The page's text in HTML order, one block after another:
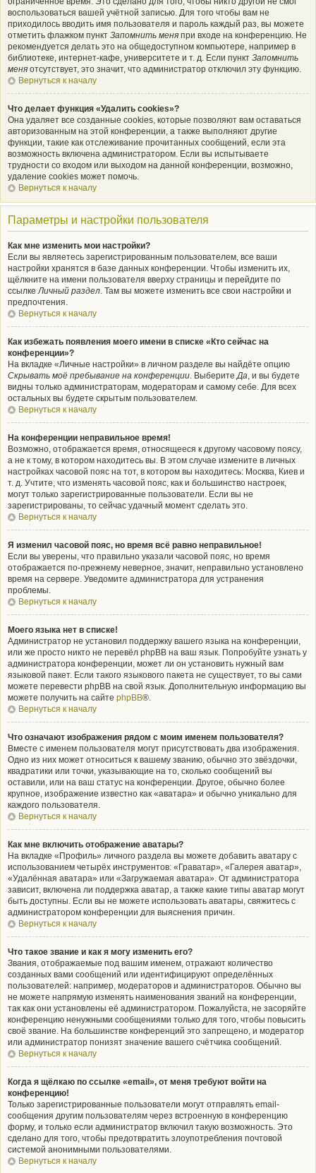
воспользоваться вашей учётной записью. Для того чтобы вам не
приходилось вводить имя пользователя и пароль каждый раз, вы можете
отметить флажком пункт Запомнить меня при входе на конференцию. Не
рекомендуется делать это на общедоступном компьютере, например в
библиотеке, интернет-кафе, университете и т. д. Если пункт Запомнить
меня отсутствует, это значит, что администратор отключил эту функцию.
Вернуться к началу
Что делает функция «Удалить cookies»?
Она удаляет все созданные cookies, которые позволяют вам оставаться
авторизованным на этой конференции, а также выполняют другие
функции, такие как отслеживание прочитанных сообщений, если эта
возможность включена администратором. Если вы испытываете
трудности со входом или выходом на данной конференции, возможно,
удаление cookies может помочь.
Вернуться к началу
Параметры и настройки пользователя
Как мне изменить мои настройки?
Если вы являетесь зарегистрированным пользователем, все ваши
настройки хранятся в базе данных конференции. Чтобы изменить их,
щёлкните на имени пользователя вверху страницы и перейдите по
ссылкеЛичный раздел. Там вы можете изменить все свои настройки и
предпочтения.
Вернуться к началу
Как избежать появления моего имени в списке «Кто сейчас на
конференции»?
На вкладке «Личные настройки» в личном разделе вы найдёте опцию
Скрывать моё пребывание на конференции. ВыберитеДа, и вы будете
видны только администраторам, модераторам и самому себе. Для всех
остальных вы будете скрытым пользователем.
Вернуться к началу
На конференции неправильное время!
Возможно, отображается время, относящееся к другому часовому поясу,
а не к тому, в котором находитесь вы. В этом случае измените в личных
настройках часовой пояс на тот, в котором вы находитесь: Москва, Киев и
т. д. Учтите, что изменять часовой пояс, как и большинство настроек,
могут только зарегистрированные пользователи. Если вы не
зарегистрированы, то сейчас удачный момент сделать это.
Вернуться к началу
Я изменил часовой пояс, но время всё равно неправильное!
Если вы уверены, что правильно указали часовой пояс, но время
отображается по-прежнему неверное, значит, неправильно установлено
время на сервере. Уведомите администратора для устранения
проблемы.
Вернуться к началу
Моего языка нет в списке!
Администратор не установил поддержку вашего языка на конференции,
или же просто никто не перевёл phpBB на ваш язык. Попробуйте узнать у
администратора конференции, может ли он установить нужный вам
языковой пакет. Если такого языкового пакета не существует, то вы сами
можете перевести phpBB на свой язык. Дополнительную информацию вы
можете получить на сайте phpBB®.
Вернуться к началу
Что означают изображения рядом с моим именем пользователя?
Вместе с именем пользователя могут присутствовать два изображения.
Одно из них может относиться к вашему званию, обычно это звёздочки,
квадратики или точки, указывающие на то, сколько сообщений вы
оставили, или на ваш статус на конференции. Другое, обычно более
крупное, изображение известно как «аватара» и обычно уникально для
каждого пользователя.
Вернуться к началу
Как мне включить отображение аватары?
На вкладке «Профиль» личного раздела вы можете добавить аватару с
использованием четырёх инструментов: «Граватар», «Галерея аватар»,
«Удалённая аватара» или «Загружаемая аватара». От администратора
зависит, включена ли поддержка аватар, а также какие типы аватар могут
быть доступны. Если вы не можете использовать аватары, свяжитесь с
администратором конференции для выяснения причин.
Вернуться к началу
Что такое звание и как я могу изменить его?
Звания, отображаемые под вашим именем, отражают количество
созданных вами сообщений или идентифицируют определённых
пользователей: например, модераторов и администраторов. Обычно вы
не можете напрямую изменять наименования званий на конференции,
так как они установлены её администратором. Пожалуйста, не засоряйте
конференцию ненужными сообщениями только для того, чтобы повысить
своё звание. На большинстве конференций это запрещено, и модератор
или администратор понизят значение вашего счётчика сообщений.
Вернуться к началу
Когда я щёлкаю по ссылке «email», от меня требуют войти на
конференцию!
Только зарегистрированные пользователи могут отправлять email-
сообщения другим пользователям через встроенную в конференцию
форму, и только если администратор включил такую возможность. Это
сделано для того, чтобы предотвратить злоупотребления почтовой
системой анонимными пользователями.
Вернуться к началу